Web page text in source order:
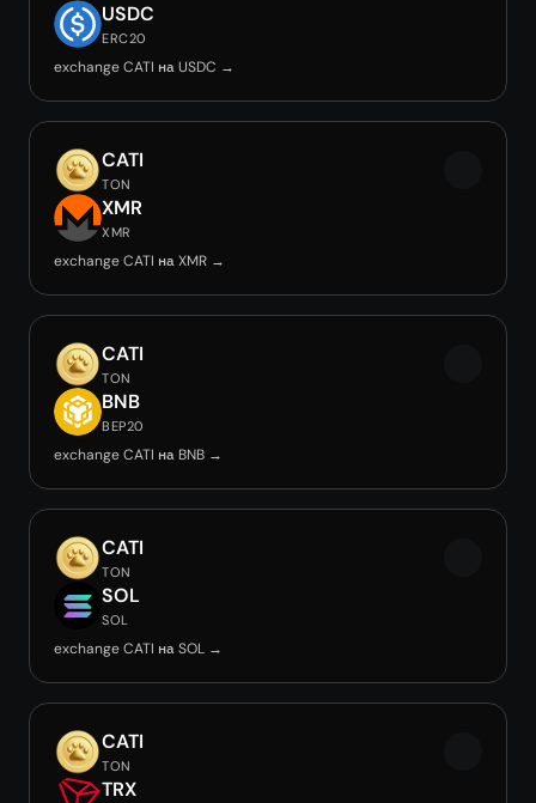
USDC
ERC20
exchange CATI на USDC →
CATI
TON
XMR
XMR
exchange CATI на XMR →
CATI
TON
BNB
BEP20
exchange CATI на BNB →
CATI
TON
SOL
SOL
exchange CATI на SOL →
CATI
TON
TRX